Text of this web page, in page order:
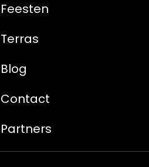
Feesten
Terras
Blog
Contact
Partners